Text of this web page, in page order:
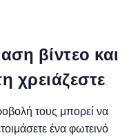
βίντεο και
χρειάζεστε
τους μπορεί να
ένα φωτεινό